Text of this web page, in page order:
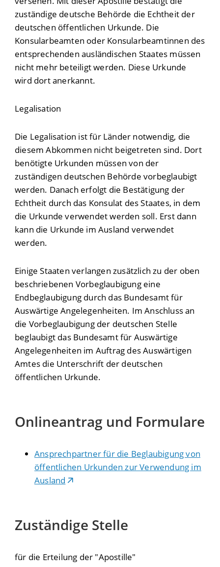
zuständige deutsche Behörde die Echtheit der
deutschen öffentlichen Urkunde. Die
Konsularbeamten oder Konsularbeamtinnen des
entsprechenden ausländischen Staates müssen
nicht mehr beteiligt werden. Diese Urkunde
wird dort anerkannt.
Legalisation
Die Legalisation ist für Länder notwendig, die
diesem Abkommen nicht beigetreten sind. Dort
benötigte Urkunden müssen von der
zuständigen deutschen Behörde vorbeglaubigt
werden. Danach erfolgt die Bestätigung der
Echtheit durch das Konsulat des Staates, in dem
die Urkunde verwendet werden soll. Erst dann
kann die Urkunde im Ausland verwendet
werden.
Einige Staaten verlangen zusätzlich zu der oben
beschriebenen Vorbeglaubigung eine
Endbeglaubigung durch das Bundesamt für
Auswärtige Angelegenheiten. Im Anschluss an
die Vorbeglaubigung der deutschen Stelle
beglaubigt das Bundesamt für Auswärtige
Angelegenheiten im Auftrag des Auswärtigen
Amtes die Unterschrift der deutschen
öffentlichen Urkunde.
Onlineantrag und Formulare
Ansprechpartner für die Beglaubigung von
öffentlichen Urkunden zur Verwendung im
Ausland
Zuständige Stelle
für die Erteilung der "Apostille"